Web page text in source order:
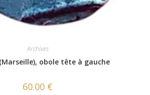
Archives
obole tête à gauche
60.00 €